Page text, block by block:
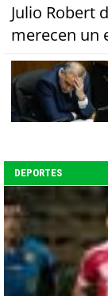
Julio Robert
merecen un
DEPORTES